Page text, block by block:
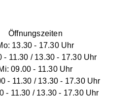
Öffnungszeiten
13.30 - 17.30 Uhr
- 11.30 / 13.30 - 17.30 Uhr
09.00 - 11.30 Uhr
- 11.30 / 13.30 - 17.30 Uhr
- 11.30 / 13.30 - 17.30 Uhr